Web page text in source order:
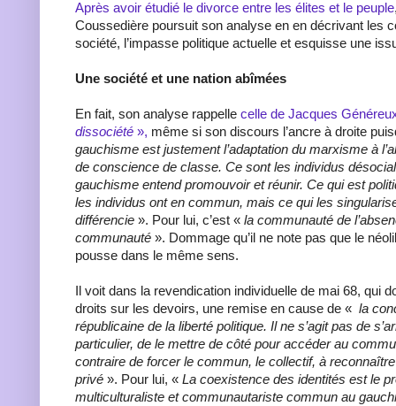
Après avoir étudié le divorce entre les élites et le peuple
Coussedière poursuit son analyse en en décrivant les
société, l’impasse politique actuelle et esquisse une
Une société et une nation abîmées
En fait, son analyse rappelle celle de Jacques
dissociété », même si son discours l’ancre à droite
gauchisme est justement l’adaptation du marxisme à
de conscience de classe. Ce sont les individus
gauchisme entend promouvoir et réunir. Ce qui est
les individus ont en commun, mais ce qui les
différencie ». Pour lui, c’est « la communauté de
communauté ». Dommage qu’il ne note pas que le
pousse dans le même sens.
Il voit dans la revendication individuelle de mai 68, qui
droits sur les devoirs, une remise en cause de « la
républicaine de la liberté politique. Il ne s’agit pas de
particulier, de le mettre de côté pour accéder au
contraire de forcer le commun, le collectif, à
privé ». Pour lui, « La coexistence des identités est le
multiculturaliste et communautariste commun au